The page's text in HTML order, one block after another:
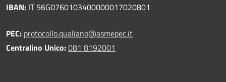
IBAN: IT 56G0760103400000017020801
PEC: protocollo.qualiano@asmepec.it
Centralino Unico:081 8192001